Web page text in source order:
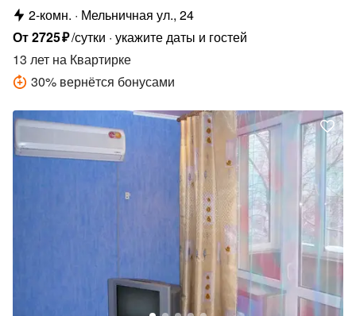
2-комн.
Мельничная ул., 24
От2725₽/сутки укажите даты и гостей
13 лет на Квартирке
30% вернётся бонусами